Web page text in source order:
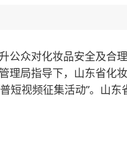
公众对化妆品安全及合
理局指导下，山东省化
短视频征集活动”。山东